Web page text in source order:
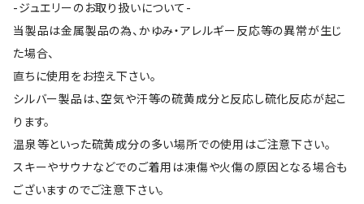
-ジュエリーのお取り扱いについて-
当製品は金属製品の為、かゆみ・アレルギー反応等の異常が生じ
た場合、
直ちに使用をお控え下さい。
シルバー製品は、空気や汗等の硫黄成分と反応し硫化反応が起こ
ります。
温泉等といった硫黄成分の多い場所での使用はご注意下さい。
スキーやサウナなどでのご着用は凍傷や火傷の原因となる場合も
ございますのでご注意下さい。